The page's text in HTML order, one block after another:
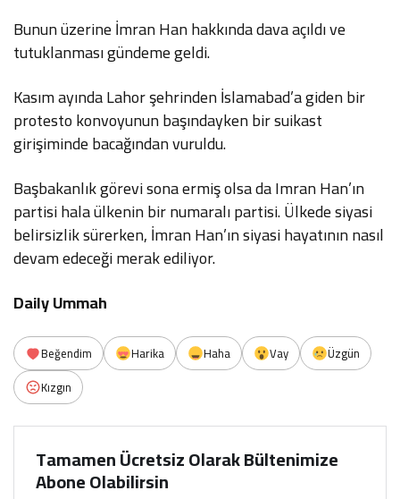
Bunun üzerine İmran Han hakkında dava açıldı ve
tutuklanması gündeme geldi.
Kasım ayında Lahor şehrinden İslamabad’a giden bir
protesto konvoyunun başındayken bir suikast
girişiminde bacağından vuruldu.
Başbakanlık görevi sona ermiş olsa da Imran Han’ın
partisi hala ülkenin bir numaralı partisi. Ülkede siyasi
belirsizlik sürerken, İmran Han’ın siyasi hayatının nasıl
devam edeceği merak ediliyor.
Daily Ummah
Beğendim Harika Haha Vay
Üzgün
Kızgın
Tamamen Ücretsiz Olarak Bültenimize
Abone Olabilirsin